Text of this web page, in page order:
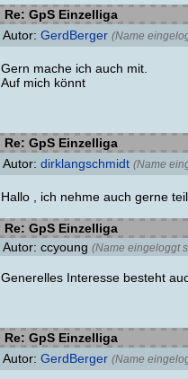
Re: GpS Einzelliga
Autor: GerdBerger (Name
Gern mache ich auch mit.
Auf mich könnt
Re: GpS Einzelliga
Autor: dirklangschmidt (Name
Hallo , ich nehme auch gerne
Re: GpS Einzelliga
Autor: ccyoung (Name eingeloggt
Generelles Interesse besteht
Re: GpS Einzelliga
Autor: GerdBerger (Name